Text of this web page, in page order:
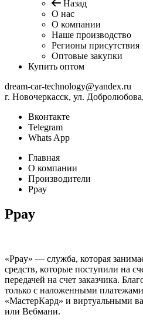
Назад
О нас
О компании
Наше производство
Регионы присутствия
Оптовые закупки
Купить оптом
dream-car-technology@yandex.ru
г. Новочеркасск, ул.
Вконтакте
Telegram
Whats App
Главная
О компании
Производители
Ppay
Ppay
«Ppay» — служба, которая
средств, которые поступили на
передачей на счет заказчика.
только с наложенными
«МастерКард» и виртуальными
или Вебмани.